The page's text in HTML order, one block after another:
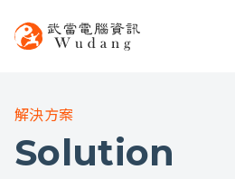
解決方案
Solution